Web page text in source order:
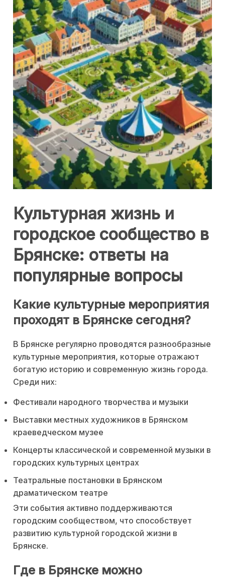
Культурная жизнь и
городское сообщество в
Брянске: ответы на
популярные вопросы
Какие культурные мероприятия
проходят в Брянске сегодня?
В Брянске регулярно проводятся разнообразные
культурные мероприятия, которые отражают
богатую историю и современную жизнь города.
Среди них:
Фестивали народного творчества и музыки
Выставки местных художников в Брянском
краеведческом музее
Концерты классической и современной музыки в
городских культурных центрах
Театральные постановки в Брянском
драматическом театре
Эти события активно поддерживаются
городским сообществом, что способствует
развитию культурной городской жизни в
Брянске.
Где в Брянске можно